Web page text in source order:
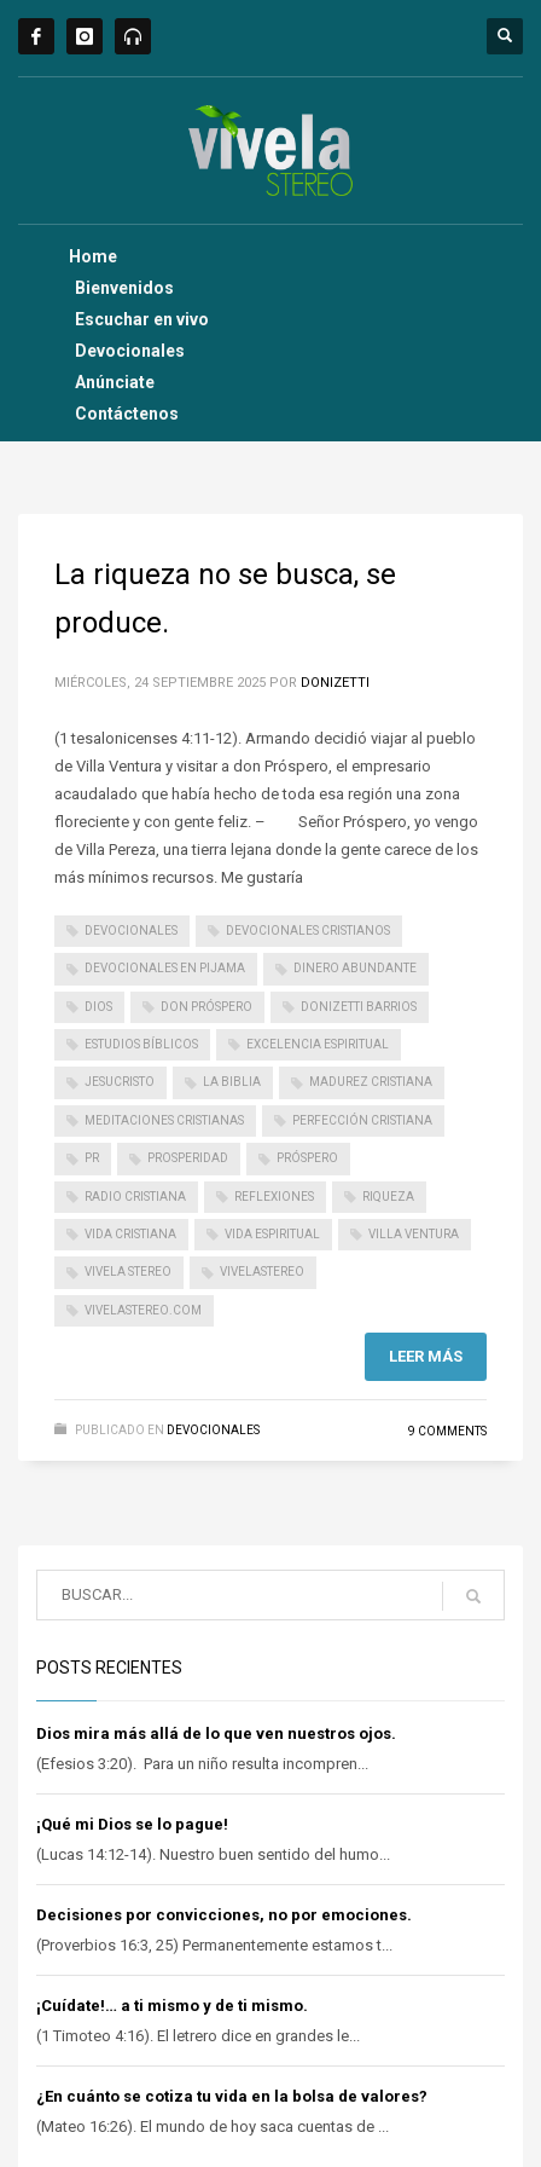
Home
Bienvenidos
Escuchar en vivo
Devocionales
Anúnciate
Contáctenos
La riqueza no se busca, se
produce.
MIÉRCOLES, 24 SEPTIEMBRE 2025 POR DONIZETTI
(1 tesalonicenses 4:11-12). Armando decidió viajar al pueblo
de Villa Ventura y visitar a don Próspero, el empresario
acaudalado que había hecho de toda esa región una zona
floreciente y con gente feliz. – Señor Próspero, yo vengo
de Villa Pereza, una tierra lejana donde la gente carece de los
más mínimos recursos. Me gustaría
DEVOCIONALES DEVOCIONALES CRISTIANOS
DEVOCIONALES EN PIJAMA DINERO ABUNDANTE
DIOS DON PRÓSPERO DONIZETTI BARRIOS
ESTUDIOS BÍBLICOS EXCELENCIA ESPIRITUAL
JESUCRISTO LA BIBLIA MADUREZ CRISTIANA
MEDITACIONES CRISTIANAS PERFECCIÓN CRISTIANA
PR PROSPERIDAD PRÓSPERO
RADIO CRISTIANA REFLEXIONES RIQUEZA
VIDA CRISTIANA VIDA ESPIRITUAL VILLA VENTURA
VIVELA STEREO VIVELASTEREO
VIVELASTEREO.COM
LEER MÁS
PUBLICADO EN DEVOCIONALES 9 COMMENTS
POSTS RECIENTES
Dios mira más allá de lo que ven nuestros ojos.
(Efesios 3:20). Para un niño resulta incompren...
¡Qué mi Dios se lo pague!
(Lucas 14:12-14). Nuestro buen sentido del humo...
Decisiones por convicciones, no por emociones.
(Proverbios 16:3, 25) Permanentemente estamos t...
¡Cuídate!… a ti mismo y de ti mismo.
(1 Timoteo 4:16). El letrero dice en grandes le...
¿En cuánto se cotiza tu vida en la bolsa de valores?
(Mateo 16:26). El mundo de hoy saca cuentas de ...